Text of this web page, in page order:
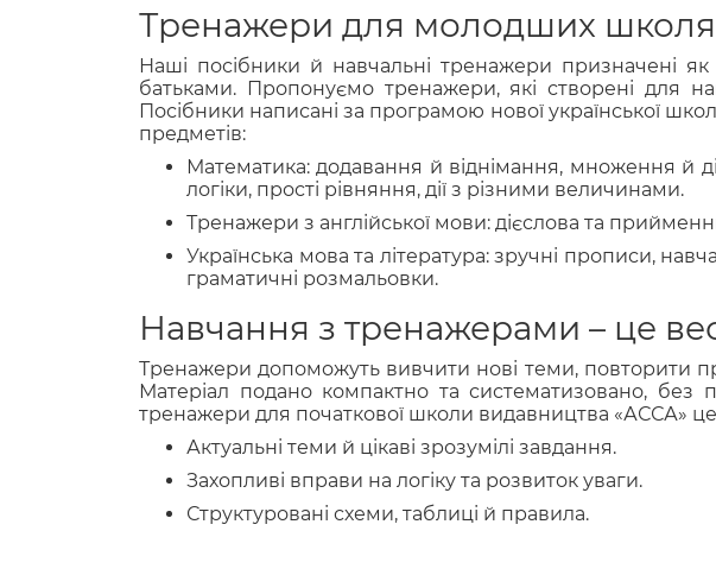
Тренажери для молодших
Наші посібники й навчальні тренажери призначені
батьками. Пропонуємо тренажери, які створені для
Посібники написані за програмою нової української
предметів:
Математика: додавання й віднімання, множення й
логіки, прості рівняння, дії з різними величинами.
Тренажери з англійської мови: дієслова та
Українська мова та література: зручні прописи,
граматичні розмальовки.
Навчання з тренажерами – це
Тренажери допоможуть вивчити нові теми, повторити
Матеріал подано компактно та систематизовано,
тренажери для початкової школи видавництва «АССА»
Актуальні теми й цікаві зрозумілі завдання.
Захопливі вправи на логіку та розвиток уваги.
Структуровані схеми, таблиці й правила.